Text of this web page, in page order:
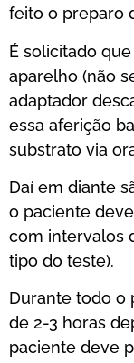
feito o preparo
É solicitado
aparelho (não
adaptador
essa aferição
substrato via
Daí em diante
o paciente
com intervalos
tipo do teste).
Durante todo o
de 2-3 horas
paciente deve